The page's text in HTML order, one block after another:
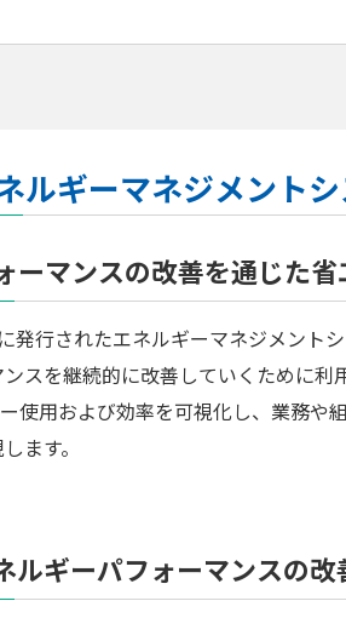
ルギーマネジメント
ーマンスの改善を通じた省
発行されたエネルギーマネジメント
スを継続的に改善していくために利
使用および効率を可視化し、業務
ます。
ギーパフォーマンスの改